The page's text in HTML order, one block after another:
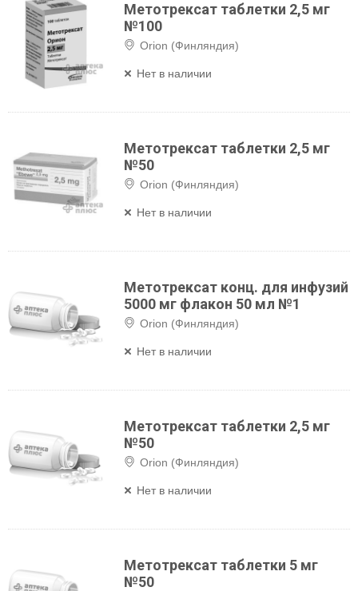
Метотрексат таблетки 2,5 мг
№100
Orion (Финляндия)
Нет в наличии
Метотрексат таблетки 2,5 мг
№50
Orion (Финляндия)
Нет в наличии
Метотрексат конц. для инфузий
5000 мг флакон 50 мл №1
Orion (Финляндия)
Нет в наличии
Метотрексат таблетки 2,5 мг
№50
Orion (Финляндия)
Нет в наличии
Метотрексат таблетки 5 мг
№50